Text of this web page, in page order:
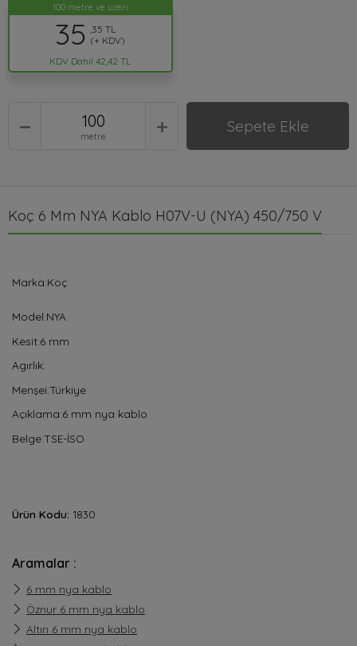
100 metre ve üzeri
35
,35 TL
(+ KDV)
KDV Dahil 42,42 TL
metre
Sepete Ekle
Koç 6 Mm NYA Kablo H07V-U (NYA) 450/750 V
Marka:Koç
Model:NYA
Kesit:6 mm
Agırlık:
Menşei:Türkiye
Açıklama:6 mm nya kablo
Belge:TSE-İSO
Ürün Kodu: 1830
Aramalar :
6 mm nya kablo
Öznur 6 mm nya kablo
Altın 6 mm nya kablo